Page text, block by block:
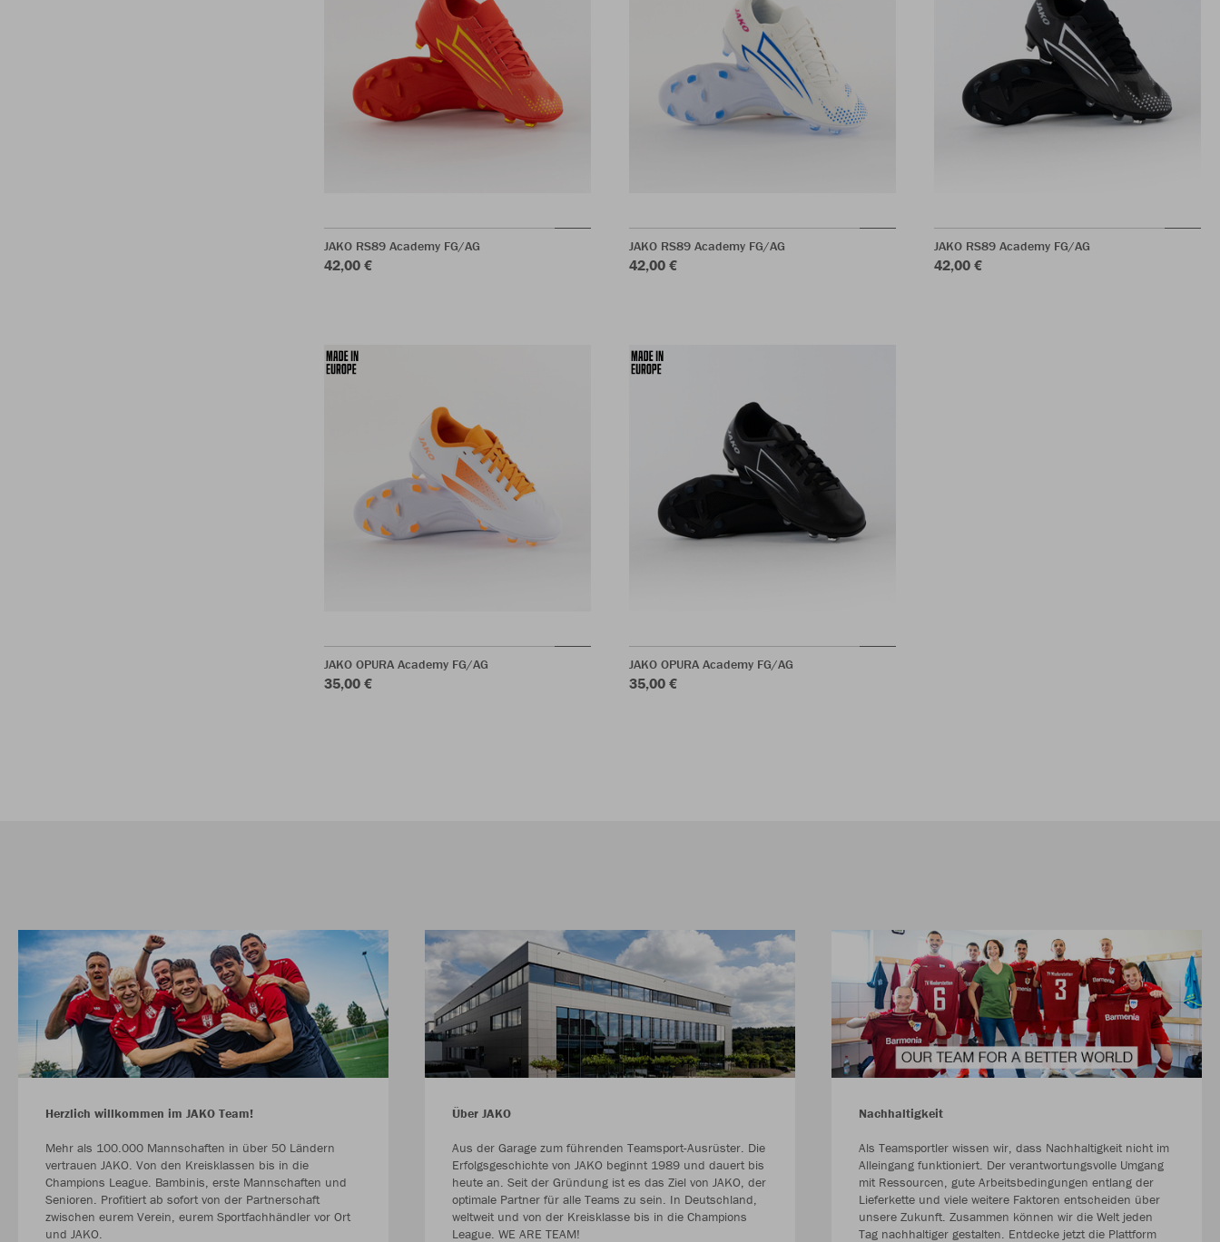
JAKO RS89 Academy FG/AG
42,00 €
JAKO RS89 Academy FG/AG
42,00 €
JAKO RS89 Academy FG/AG
42,00 €
JAKO OPURA Academy FG/AG
35,00 €
JAKO OPURA Academy FG/AG
35,00 €
Herzlich willkommen im JAKO Team!
Mehr als 100.000 Mannschaften in über 50 Ländern
vertrauen JAKO. Von den Kreisklassen bis in die
Champions League. Bambinis, erste Mannschaften und
Senioren. Profitiert ab sofort von der Partnerschaft
zwischen eurem Verein, eurem Sportfachhändler vor Ort
und JAKO.
Über JAKO
Aus der Garage zum führenden Teamsport-Ausrüster. Die
Erfolgsgeschichte von JAKO beginnt 1989 und dauert bis
heute an. Seit der Gründung ist es das Ziel von JAKO, der
optimale Partner für alle Teams zu sein. In Deutschland,
weltweit und von der Kreisklasse bis in die Champions
League. WE ARE TEAM!
Nachhaltigkeit
Als Teamsportler wissen wir, dass Nachhaltigkeit nicht im
Alleingang funktioniert. Der verantwortungsvolle Umgang
mit Ressourcen, gute Arbeitsbedingungen entlang der
Lieferkette und viele weitere Faktoren entscheiden über
unsere Zukunft. Zusammen können wir die Welt jeden
Tag nachhaltiger gestalten. Entdecke jetzt die Plattform